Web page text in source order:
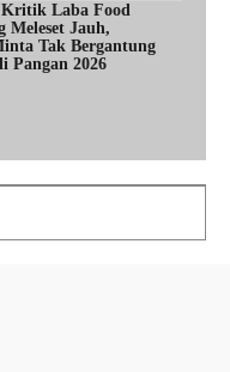
Laba Food
Meleset Jauh,
Tak Bergantung
Pangan 2026